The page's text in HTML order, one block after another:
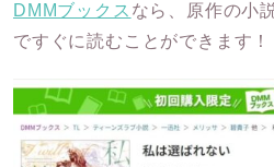
DMMブックス なら、原作の小
ですぐに読むことができます！